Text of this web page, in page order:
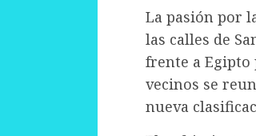
La pasión por
las calles de
frente a Egipto
vecinos se
nueva